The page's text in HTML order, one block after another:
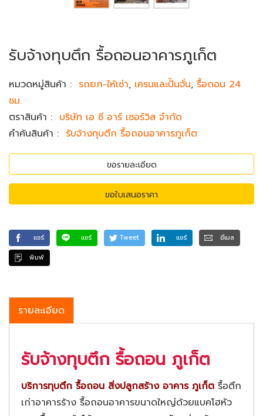
รับจ้างทุบตึก รื้อถอนอาคารภูเก็ต
หมวดหมู่สินค้า : รถยก-ให้เช่า, เครนและปั้นจั่น,รื้อถอน 24
ชม.
ตราสินค้า : บริษัท เอ ซี อาร์ เซอร์วิส จำกัด
คำค้นสินค้า : รับจ้างทุบตึก รื้อถอนอาคารภูเก็ต
ขอรายละเอียด
ขอใบเสนอราคา
แชร์ แชร์ Tweet แชร์
อีเมล
พิมพ์
รายละเอียด
รับจ้างทุบตึก รื้อถอน ภูเก็ต
บริการทุบตึก รื้อถอน สิ่งปลูกสร้าง อาคาร ภูเก็ต รื้อตึก
เก่าอาคารร้าง รื้อถอนอาคารขนาดใหญ่ด้วยแบคโฮหัว